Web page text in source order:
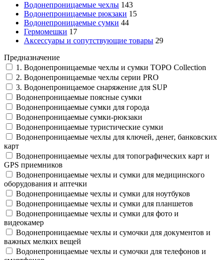
Водонепроницаемые чехлы 143
Водонепроницаемые рюкзаки 15
Водонепроницаемые сумки 44
Гермомешки 17
Аксессуары и сопутствующие товары 29
Предназначение
1. Водонепроницаемые чехлы и сумки TOPO Collection
2. Водонепроницаемые чехлы серии PRO
3. Водонепроницаемое снаряжение для SUP
Водонепроницаемые поясные сумки
Водонепроницаемые сумки для города
Водонепроницаемые сумки-рюкзаки
Водонепроницаемые туристические сумки
Водонепроницаемые чехлы для ключей, денег, банковских
карт
Водонепроницаемые чехлы для топографических карт и
GPS приемников
Водонепроницаемые чехлы и сумки для медицинского
оборудования и аптечки
Водонепроницаемые чехлы и сумки для ноутбуков
Водонепроницаемые чехлы и сумки для планшетов
Водонепроницаемые чехлы и сумки для фото и
видеокамер
Водонепроницаемые чехлы и сумочки для документов и
важных мелких вещей
Водонепроницаемые чехлы и сумочки для телефонов и